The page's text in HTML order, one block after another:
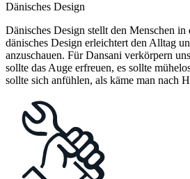
Dänisches Design
Dänisches Design stellt den Menschen
dänisches Design erleichtert den Alltag
anzuschauen. Für Dansani verkörpern
sollte das Auge erfreuen, es sollte
sollte sich anfühlen, als käme man nach